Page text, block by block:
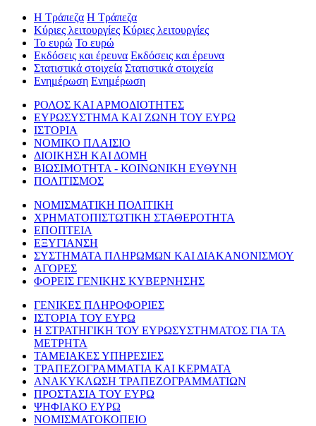
Η Τράπεζα Η Τράπεζα
Κύριες λειτουργίες Κύριες λειτουργίες
Το ευρώ Το ευρώ
Εκδόσεις και έρευνα Εκδόσεις και έρευνα
Στατιστικά στοιχεία Στατιστικά στοιχεία
Ενημέρωση Ενημέρωση
ΡΟΛΟΣ ΚΑΙ ΑΡΜΟΔΙΟΤΗΤΕΣ
ΕΥΡΩΣΥΣΤΗΜΑ ΚΑΙ ΖΩΝΗ ΤΟΥ ΕΥΡΩ
ΙΣΤΟΡΙΑ
ΝΟΜΙΚΟ ΠΛΑΙΣΙΟ
ΔΙΟΙΚΗΣΗ ΚΑΙ ΔΟΜΗ
ΒΙΩΣΙΜΟΤΗΤΑ - ΚΟΙΝΩΝΙΚΗ ΕΥΘΥΝΗ
ΠΟΛΙΤΙΣΜΟΣ
ΝΟΜΙΣΜΑΤΙΚΗ ΠΟΛΙΤΙΚΗ
ΧΡΗΜΑΤΟΠΙΣΤΩΤΙΚΗ ΣΤΑΘΕΡΟΤΗΤΑ
ΕΠΟΠΤΕΙΑ
ΕΞΥΓΙΑΝΣΗ
ΣΥΣΤΗΜΑΤΑ ΠΛΗΡΩΜΩΝ ΚΑΙ ΔΙΑΚΑΝΟΝΙΣΜΟΥ
ΑΓΟΡΕΣ
ΦΟΡΕΙΣ ΓΕΝΙΚΗΣ ΚΥΒΕΡΝΗΣΗΣ
ΓΕΝΙΚΕΣ ΠΛΗΡΟΦΟΡΙΕΣ
ΙΣΤΟΡΙΑ ΤΟΥ ΕΥΡΩ
Η ΣΤΡΑΤΗΓΙΚΗ ΤΟΥ ΕΥΡΩΣΥΣΤΗΜΑΤΟΣ ΓΙΑ ΤΑ
ΜΕΤΡΗΤΑ
ΤΑΜΕΙΑΚΕΣ ΥΠΗΡΕΣΙΕΣ
ΤΡΑΠΕΖΟΓΡΑΜΜΑΤΙΑ ΚΑΙ ΚΕΡΜΑΤΑ
ΑΝΑΚΥΚΛΩΣΗ ΤΡΑΠΕΖΟΓΡΑΜΜΑΤΙΩΝ
ΠΡΟΣΤΑΣΙΑ ΤΟΥ ΕΥΡΩ
ΨΗΦΙΑΚΟ ΕΥΡΩ
ΝΟΜΙΣΜΑΤΟΚΟΠΕΙΟ